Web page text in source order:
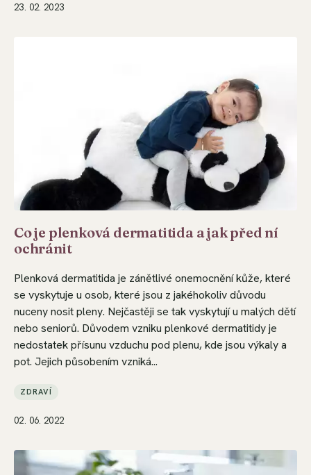
23. 02. 2023
Co je plenková dermatitida a jak před ní
ochránit
Plenková dermatitida je zánětlivé onemocnění kůže, které
se vyskytuje u osob, které jsou z jakéhokoliv důvodu
nuceny nosit pleny. Nejčastěji se tak vyskytují u malých dětí
nebo seniorů. Důvodem vzniku plenkové dermatitidy je
nedostatek přísunu vzduchu pod plenu, kde jsou výkaly a
pot. Jejich působením vzniká...
ZDRAVÍ
02. 06. 2022